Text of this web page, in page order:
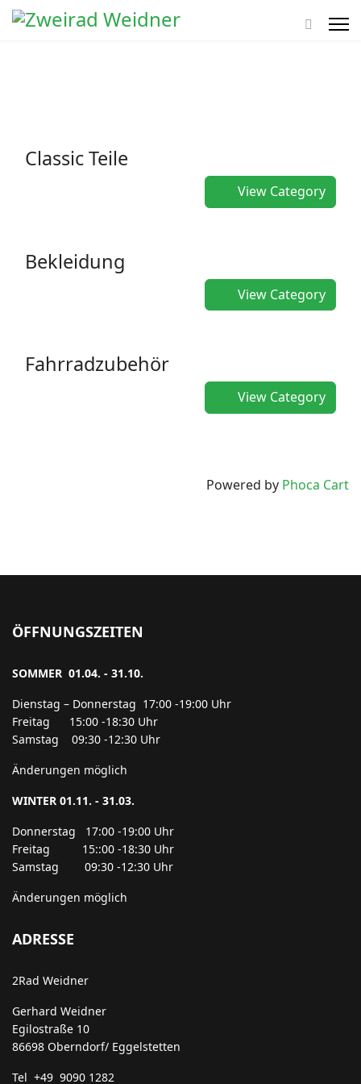
Classic Teile
View Category
Bekleidung
View Category
Fahrradzubehör
View Category
Powered by Phoca Cart
ÖFFNUNGSZEITEN
SOMMER 01.04. - 31.10.
Dienstag – Donnerstag 17:00 -19:00 Uhr
Freitag 15:00 -18:30 Uhr
Samstag 09:30 -12:30 Uhr
Änderungen möglich
WINTER 01.11. - 31.03.
Donnerstag 17:00 -19:00 Uhr
Freitag 15::00 -18:30 Uhr
Samstag 09:30 -12:30 Uhr
Änderungen möglich
ADRESSE
2Rad Weidner
Gerhard Weidner
Egilostraße 10
86698 Oberndorf/ Eggelstetten
Tel +49 9090 1282